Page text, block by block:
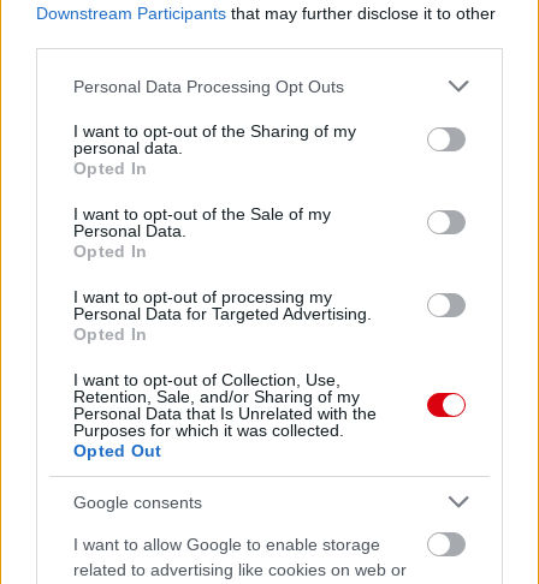
Downstream Participants that may further disclose it to other
Please note that this website/app uses one or more Google
not limited to your visit or usage behaviour. You may click to
grant or deny consent to Google and its third-party tags to
use your data for below specified purposes in below Google
consent section.
Personal Data Processing Opt Outs
I want to opt-out of the Sharing of my
personal data.
Opted In
I want to opt-out of the Sale of my
Personal Data.
Opted In
I want to opt-out of processing my
Personal Data for Targeted Advertising.
Opted In
I want to opt-out of Collection, Use,
Retention, Sale, and/or Sharing of my
Personal Data that Is Unrelated with the
Purposes for which it was collected.
Opted Out
Google consents
I want to allow Google to enable storage
related to advertising like cookies on web or